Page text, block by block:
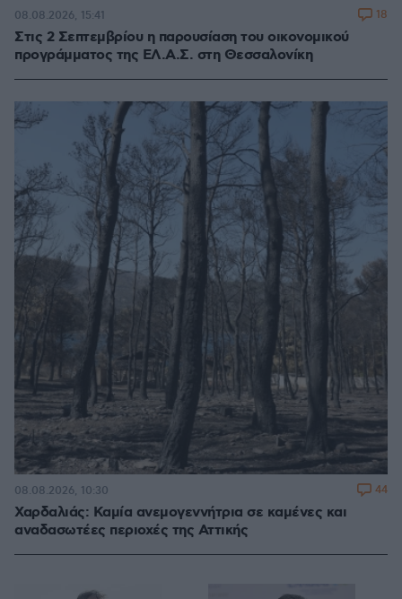
Στις 2 Σεπτεμβρίου η παρουσίαση του οικονομικού
προγράμματος της ΕΛ.Α.Σ. στη Θεσσαλονίκη
08.08.2026, 15:41 18
Χαρδαλιάς: Καμία ανεμογεννήτρια σε καμένες και
αναδασωτέες περιοχές της Αττικής
08.08.2026, 10:30 44